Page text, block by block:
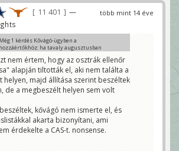
több mint 14 éve
11 401
—
Még 1 kérdés Kővágó-ügyben a
hozzáértőkhöz: ha tavaly augusztusban
idén hogyan indulhatott és lehetett
harmadik az EB-n?
Dzsokijuing
kezdeményezte a MASZ-nál az eset
ők viszont nem marasztalták el. Ez
nekik, ezért a Nemzetközi
fordultak, akik nagy
eltiltották.
nem értem, hogy az osztrák ellenőr
alapján tiltották el, aki nem találta a
helyen, majd állítása szerint beszéltek
de a megbeszélt helyen sem volt
kővágó nem ismerte el, és
akarta bizonyítani, ami
érdekelte a CAS-t. nonsense.